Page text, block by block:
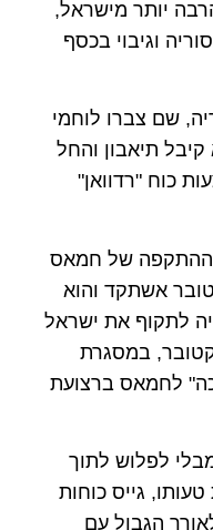
יותר מישראל,
וגיבוי בכסף
שם צברו לוחמי
קיבל תיאבון והחל
כוח "רדוואן"
ההתקפה של חמאס
עזה ב-7 באוקטובר אשתקד והוא
לתקוף את ישראל
ב-8 באוקטובר, במסגרת
לחמאס ברצועת
לפלוש לתוך
גייס כוחות
הגבול עם